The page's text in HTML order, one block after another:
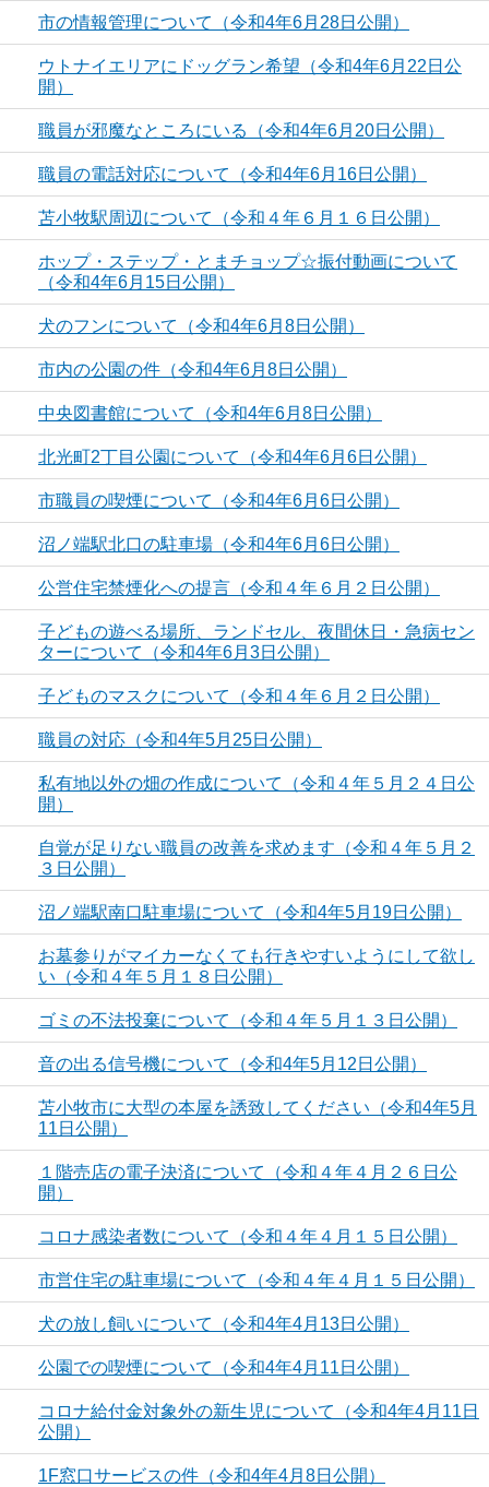
市の情報管理について（令和4年6月28日公開）
ウトナイエリアにドッグラン希望（令和4年6月22日公
開）
職員が邪魔なところにいる（令和4年6月20日公開）
職員の電話対応について（令和4年6月16日公開）
苫小牧駅周辺について（令和４年６月１６日公開）
ホップ・ステップ・とまチョップ☆振付動画について
（令和4年6月15日公開）
犬のフンについて（令和4年6月8日公開）
市内の公園の件（令和4年6月8日公開）
中央図書館について（令和4年6月8日公開）
北光町2丁目公園について（令和4年6月6日公開）
市職員の喫煙について（令和4年6月6日公開）
沼ノ端駅北口の駐車場（令和4年6月6日公開）
公営住宅禁煙化への提言（令和４年６月２日公開）
子どもの遊べる場所、ランドセル、夜間休日・急病セン
ターについて（令和4年6月3日公開）
子どものマスクについて（令和４年６月２日公開）
職員の対応（令和4年5月25日公開）
私有地以外の畑の作成について（令和４年５月２４日公
開）
自覚が足りない職員の改善を求めます（令和４年５月２
３日公開）
沼ノ端駅南口駐車場について（令和4年5月19日公開）
お墓参りがマイカーなくても行きやすいようにして欲し
い（令和４年５月１８日公開）
ゴミの不法投棄について（令和４年５月１３日公開）
音の出る信号機について（令和4年5月12日公開）
苫小牧市に大型の本屋を誘致してください（令和4年5月
11日公開）
１階売店の電子決済について（令和４年４月２６日公
開）
コロナ感染者数について（令和４年４月１５日公開）
市営住宅の駐車場について（令和４年４月１５日公開）
犬の放し飼いについて（令和4年4月13日公開）
公園での喫煙について（令和4年4月11日公開）
コロナ給付金対象外の新生児について（令和4年4月11日
公開）
1F窓口サービスの件（令和4年4月8日公開）